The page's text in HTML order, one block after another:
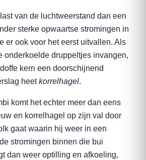
van de luchtweerstand dan een
sterke opwaartse stromingen in
er ook voor het eerst uitvallen. Als
onderkoelde druppeltjes invangen,
kern een doorschijnend
heetkorrelhagel.
komt het echter meer dan eens
en korrelhagel op zijn val door
gaat waarin hij weer in een
stromingen binnen die bui
dan weer optilling en afkoeling,